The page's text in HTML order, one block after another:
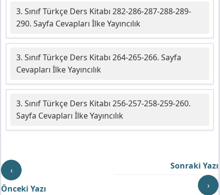
3. Sınıf Türkçe Ders Kitabı 282-286-287-288-289-
290. Sayfa Cevapları İlke Yayıncılık
3. Sınıf Türkçe Ders Kitabı 264-265-266. Sayfa
Cevapları İlke Yayıncılık
3. Sınıf Türkçe Ders Kitabı 256-257-258-259-260.
Sayfa Cevapları İlke Yayıncılık
‹
Önceki Yazı
Sonraki Yazı
›